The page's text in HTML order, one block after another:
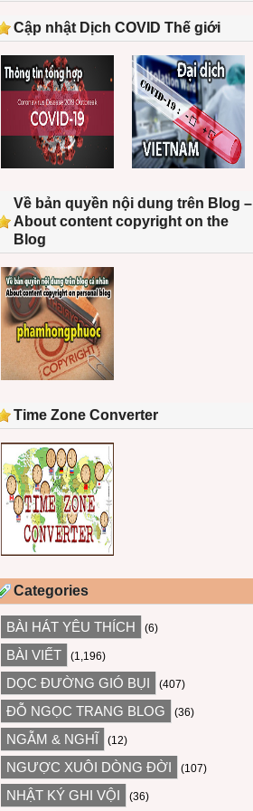
Cập nhật Dịch COVID Thế giới
Về bản quyền nội dung trên Blog –
About content copyright on the
Blog
Time Zone Converter
Categories
BÀI HÁT YÊU THÍCH (6)
BÀI VIẾT (1,196)
DỌC ĐƯỜNG GIÓ BỤI (407)
ĐỖ NGỌC TRANG BLOG (36)
NGẪM & NGHĨ (12)
NGƯỢC XUÔI DÒNG ĐỜI (107)
NHẬT KÝ GHI VỘI (36)